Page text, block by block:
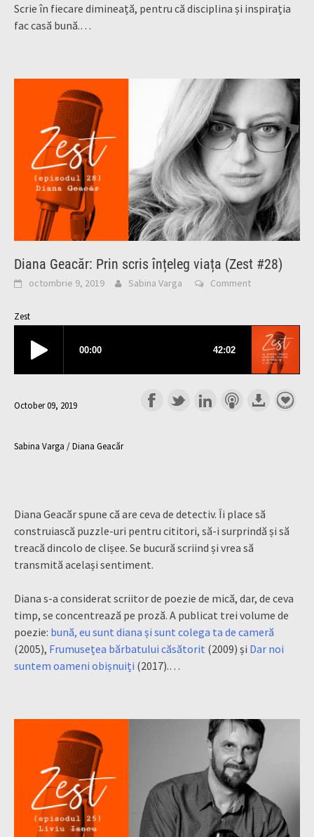
Scrie în fiecare dimineață, pentru că disciplina și inspirația
fac casă bună.…
Diana Geacăr: Prin scris înțeleg viața (Zest #28)
octombrie 9, 2019 Sabina Varga Comment
Zest
October 09, 2019
Sabina Varga / Diana Geacăr
Diana Geacăr spune că are ceva de detectiv. Îi place să
construiască puzzle-uri pentru cititori, să-i surprindă și să
treacă dincolo de clișee. Se bucură scriind și vrea să
transmită același sentiment.
Diana s-a considerat scriitor de poezie de mică, dar, de ceva
timp, se concentrează pe proză. A publicat trei volume de
poezie: bună, eu sunt diana și sunt colega ta de cameră
(2005), Frumusețea bărbatului căsătorit (2009) și Dar noi
suntem oameni obișnuiți (2017).…